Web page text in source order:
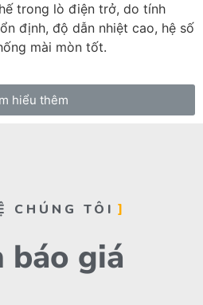
trong lò điện trở, do tính
định, độ dẫn nhiệt cao, hệ số
mài mòn tốt.
hiểu thêm
CHÚNG TÔI
báo giá